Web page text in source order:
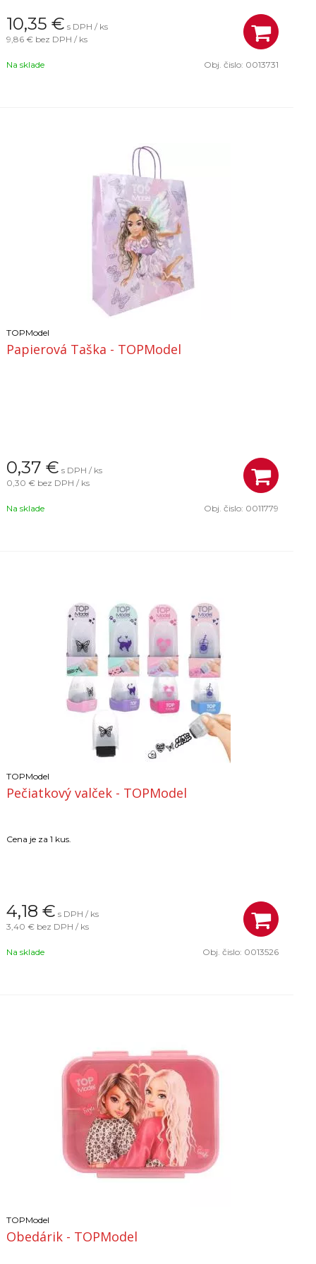
10,35 € s DPH / ks
9,86 € bez DPH / ks
Na sklade Obj. čislo: 0013731
TOPModel
Papierová Taška - TOPModel
0,37 € s DPH / ks
0,30 € bez DPH / ks
Na sklade Obj. čislo: 0011779
TOPModel
Pečiatkový valček - TOPModel
Cena je za 1 kus.
4,18 € s DPH / ks
3,40 € bez DPH / ks
Na sklade Obj. čislo: 0013526
TOPModel
Obedárik - TOPModel